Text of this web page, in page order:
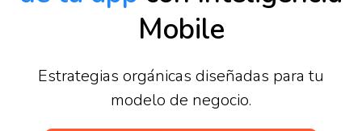
Mobile
Estrategias orgánicas diseñadas para tu
modelo de negocio.